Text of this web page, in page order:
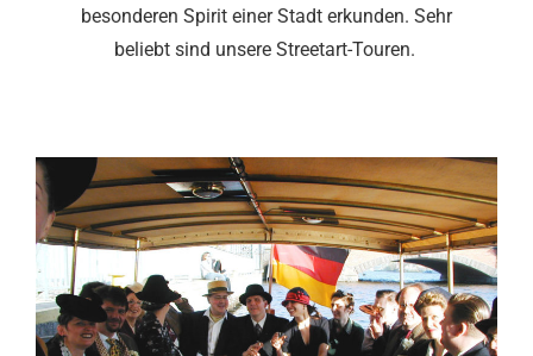
besonderen Spirit einer Stadt erkunden. Sehr
beliebt sind unsere Streetart-Touren.